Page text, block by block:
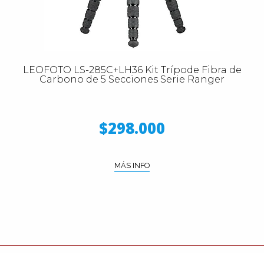
LEOFOTO LS-285C+LH36 Kit Trípode Fibra de
Carbono de 5 Secciones Serie Ranger
$298.000
MÁS INFO